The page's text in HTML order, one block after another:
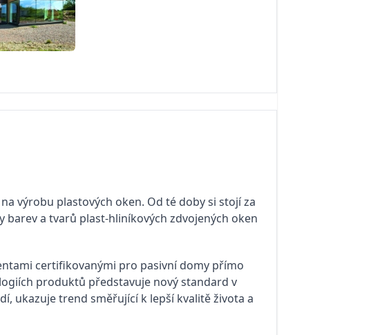
výrobu plastových oken. Od té doby si stojí za
a tvarů plast-hliníkových zdvojených oken
certifikovanými pro pasivní domy přímo
produktů představuje nový standard v
ukazuje trend směřující k lepší kvalitě života a